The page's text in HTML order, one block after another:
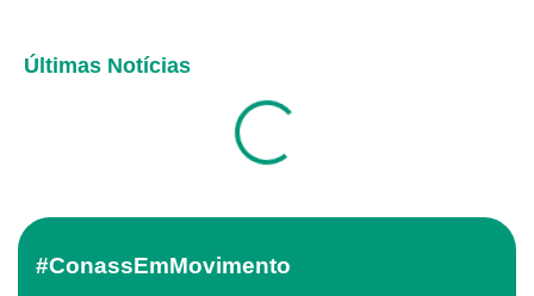
Últimas Notícias
#ConassEmMovimento